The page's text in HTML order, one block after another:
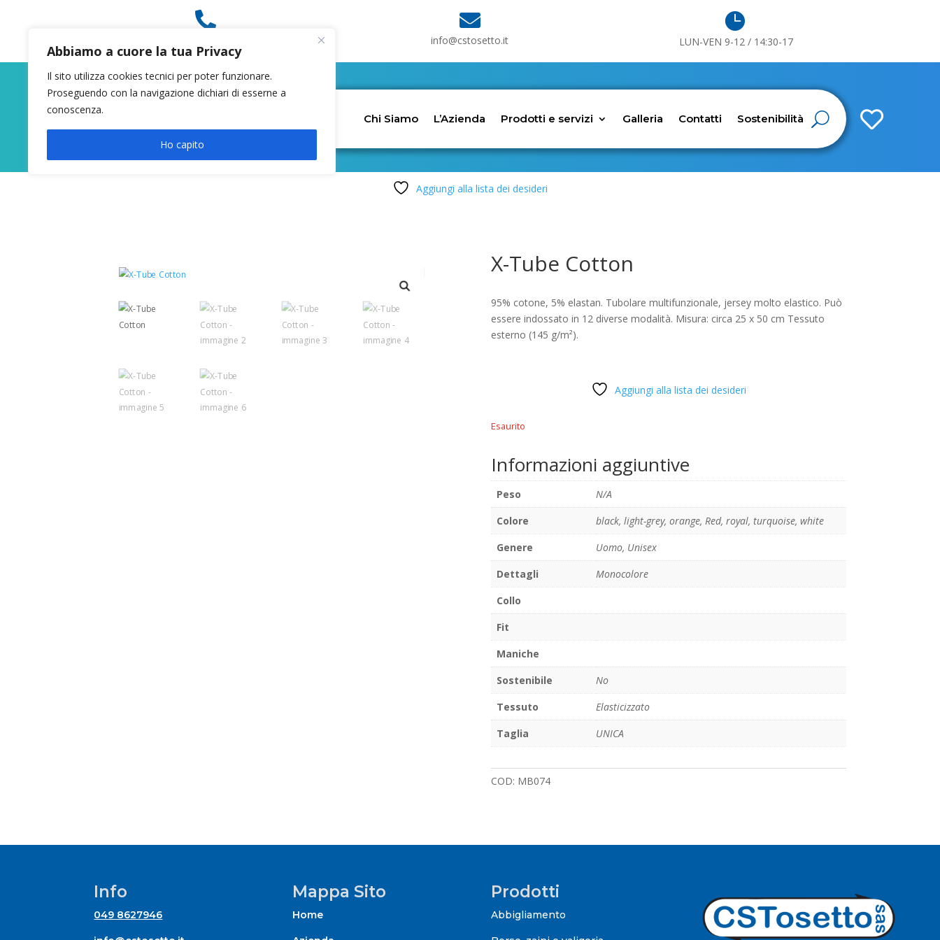
Abbiamo a cuore la tua Privacy
Il sito utilizza cookies tecnici per poter funzionare.
Proseguendo con la navigazione dichiari di esserne a
conoscenza.
Ho capito
 
info@cstosetto.it

LUN-VEN 9-12 / 14:30-17

Chi Siamo L’Azienda Prodotti e servizi Galleria Contatti Sostenibilità
Aggiungi alla lista dei desideri
X-Tube Cotton
95% cotone, 5% elastan. Tubolare multifunzionale, jersey molto elastico. Può
essere indossato in 12 diverse modalità. Misura: circa 25 x 50 cm Tessuto
esterno (145 g/m²).
Aggiungi alla lista dei desideri
Esaurito
Informazioni aggiuntive
Peso
N/A
Colore
black, light-grey, orange, Red, royal, turquoise, white
Genere
Uomo, Unisex
Dettagli
Monocolore
Collo
Fit
Maniche
Sostenibile
No
Tessuto
Elasticizzato
Taglia
UNICA
COD: MB074
Info
049 8627946
Mappa Sito
Home
Prodotti
Abbigliamento